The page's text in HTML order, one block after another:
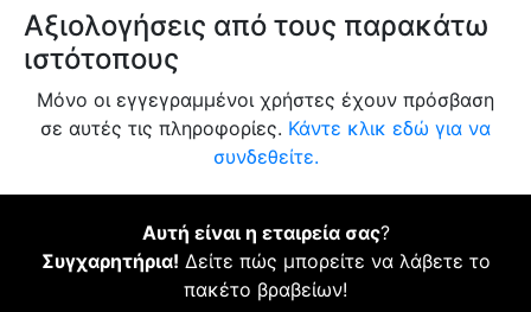
Αξιολογήσεις από τους παρακάτω
ιστότοπους
Μόνο οι εγγεγραμμένοι χρήστες έχουν πρόσβαση
σε αυτές τις πληροφορίες. Κάντε κλικ εδώ για να
συνδεθείτε.
Αυτή είναι η εταιρεία σας?
Συγχαρητήρια! Δείτε πώς μπορείτε να λάβετε το
πακέτο βραβείων!